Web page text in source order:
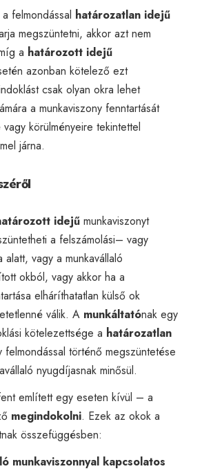
felmondással határozatlan idejű
megszüntetni, akkor azt nem
a határozott idejű
azonban kötelező ezt
csak olyan okra lehet
a munkaviszony fenntartását
körülményeire tekintettel
járna.
idejű munkaviszonyt
a felszámolási– vagy
alatt, vagy a munkavállaló
okból, vagy akkor ha a
elháríthatatlan külső ok
válik. A munkáltatónak egy
kötelezettsége a határozatlan
felmondással történő megszüntetése
nyugdíjasnak minősül.
említett egy eseten kívül – a
megindokolni. Ezek az okok a
összefüggésben:
munkaviszonnyal kapcsolatos